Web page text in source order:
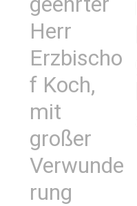
Herr
Erzbischo
f Koch,
mit
großer
Verwunde
rung